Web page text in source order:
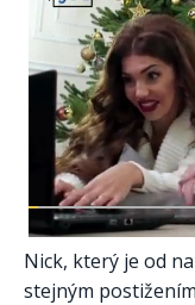
Nick, který je od
stejným